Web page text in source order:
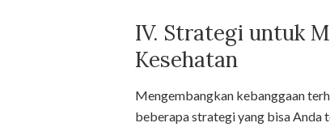
IV. Strategi untuk
Kesehatan
Mengembangkan kebanggaan
beberapa strategi yang bisa Anda